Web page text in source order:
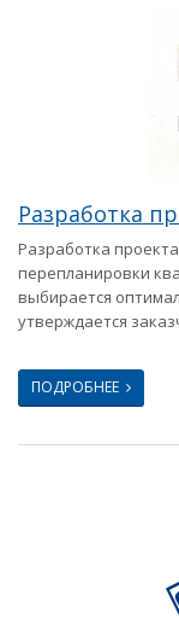
Разработка
Разработка
перепланировки
выбирается
утверждается
ПОДРОБНЕЕ